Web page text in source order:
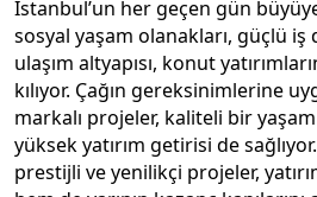
İstanbul’un her geçen gün
sosyal yaşam olanakları, güçlü iş
ulaşım altyapısı, konut
kılıyor. Çağın gereksinimlerine
markalı projeler, kaliteli bir
yüksek yatırım getirisi de
prestijli ve yenilikçi projeler,